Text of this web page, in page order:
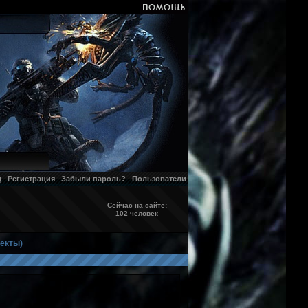
Регистрация Забыли пароль? Пользователи
Сейчас на сайте:
102 человек